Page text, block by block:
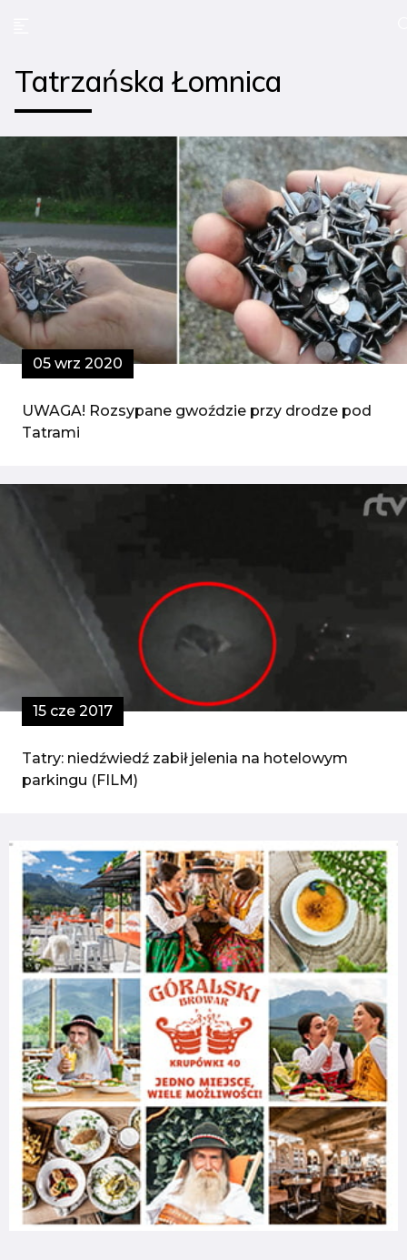
Tatrzańska Łomnica
05 wrz 2020
UWAGA! Rozsypane gwoździe przy drodze pod
Tatrami
15 cze 2017
Tatry: niedźwiedź zabił jelenia na hotelowym
parkingu (FILM)